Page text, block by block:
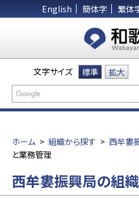
English 簡体字 繁体
文字サイズ 標準 拡大
ホーム > 組織から探す > 西牟婁
と業務管理
西牟婁振興局の組